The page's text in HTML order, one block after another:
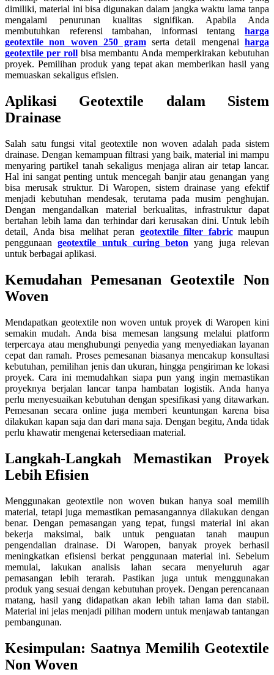
dimiliki, material ini bisa digunakan dalam jangka waktu lama tanpa
mengalami penurunan kualitas signifikan. Apabila Anda
membutuhkan referensi tambahan, informasi tentang harga
geotextile non woven 250 gramserta detail mengenai harga
geotextile per rollbisa membantu Anda memperkirakan kebutuhan
proyek. Pemilihan produk yang tepat akan memberikan hasil yang
memuaskan sekaligus efisien.
Aplikasi Geotextile dalam Sistem
Drainase
Salah satu fungsi vital geotextile non woven adalah pada sistem
drainase. Dengan kemampuan filtrasi yang baik, material ini mampu
menyaring partikel tanah sekaligus menjaga aliran air tetap lancar.
Hal ini sangat penting untuk mencegah banjir atau genangan yang
bisa merusak struktur. Di Waropen, sistem drainase yang efektif
menjadi kebutuhan mendesak, terutama pada musim penghujan.
Dengan mengandalkan material berkualitas, infrastruktur dapat
bertahan lebih lama dan terhindar dari kerusakan dini. Untuk lebih
detail, Anda bisa melihat peran geotextile filter fabricmaupun
penggunaangeotextile untuk curing beton yang juga relevan
untuk berbagai aplikasi.
Kemudahan Pemesanan Geotextile Non
Woven
Mendapatkan geotextile non woven untuk proyek di Waropen kini
semakin mudah. Anda bisa memesan langsung melalui platform
terpercaya atau menghubungi penyedia yang menyediakan layanan
cepat dan ramah. Proses pemesanan biasanya mencakup konsultasi
kebutuhan, pemilihan jenis dan ukuran, hingga pengiriman ke lokasi
proyek. Cara ini memudahkan siapa pun yang ingin memastikan
proyeknya berjalan lancar tanpa hambatan logistik. Anda hanya
perlu menyesuaikan kebutuhan dengan spesifikasi yang ditawarkan.
Pemesanan secara online juga memberi keuntungan karena bisa
dilakukan kapan saja dan dari mana saja. Dengan begitu, Anda tidak
perlu khawatir mengenai ketersediaan material.
Langkah-Langkah Memastikan Proyek
Lebih Efisien
Menggunakan geotextile non woven bukan hanya soal memilih
material, tetapi juga memastikan pemasangannya dilakukan dengan
benar. Dengan pemasangan yang tepat, fungsi material ini akan
bekerja maksimal, baik untuk penguatan tanah maupun
pengendalian drainase. Di Waropen, banyak proyek berhasil
meningkatkan efisiensi berkat penggunaan material ini. Sebelum
memulai, lakukan analisis lahan secara menyeluruh agar
pemasangan lebih terarah. Pastikan juga untuk menggunakan
produk yang sesuai dengan kebutuhan proyek. Dengan perencanaan
matang, hasil yang didapatkan akan lebih tahan lama dan stabil.
Material ini jelas menjadi pilihan modern untuk menjawab tantangan
pembangunan.
Kesimpulan: Saatnya Memilih Geotextile
Non Woven